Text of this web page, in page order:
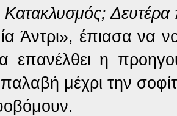
Δευτέρα
Άντρι», έπιασα να
η
μέχρι την